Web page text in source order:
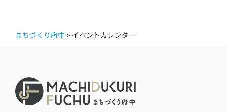
まちづくり府中 > イベントカレンダー